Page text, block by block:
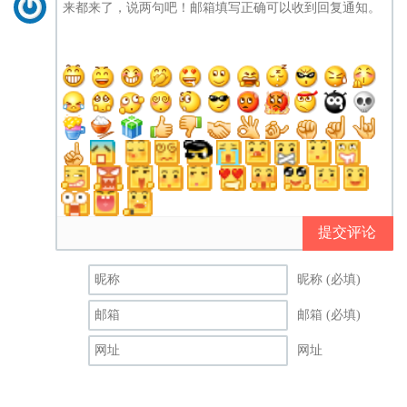
提交评论
昵称 (必填)
邮箱 (必填)
网址